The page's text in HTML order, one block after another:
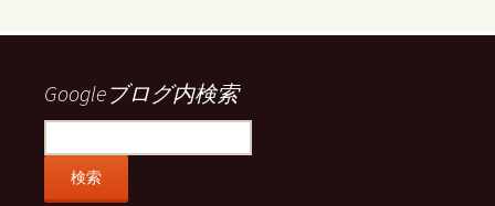
示
Googleブログ内検索